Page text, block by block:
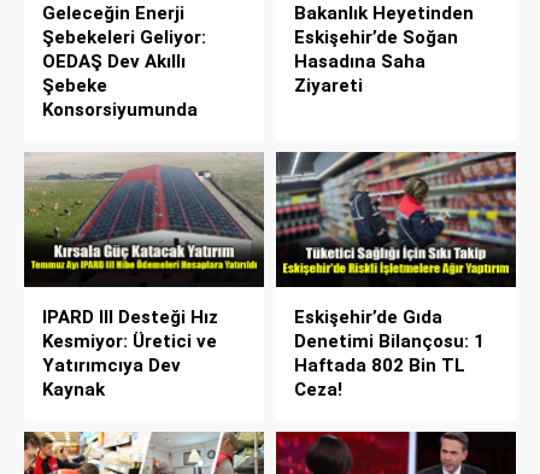
Geleceğin Enerji
Şebekeleri Geliyor:
OEDAŞ Dev Akıllı
Şebeke
Konsorsiyumunda
Bakanlık Heyetinden
Eskişehir’de Soğan
Hasadına Saha
Ziyareti
IPARD III Desteği Hız
Kesmiyor: Üretici ve
Yatırımcıya Dev
Kaynak
Eskişehir’de Gıda
Denetimi Bilançosu: 1
Haftada 802 Bin TL
Ceza!